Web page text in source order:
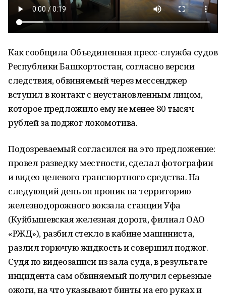
Как сообщила Объединенная пресс-служба судов
Республики Башкортостан, согласно версии
следствия, обвиняемый через мессенджер
вступил в контакт с неустановленным лицом,
которое предложило ему не менее 80 тысяч
рублей за поджог локомотива.
Подозреваемый согласился на это предложение:
провел разведку местности, сделал фотографии
и видео целевого транспортного средства. На
следующий день он проник на территорию
железнодорожного вокзала станции Уфа
(Куйбышевская железная дорога, филиал ОАО
«РЖД»), разбил стекло в кабине машиниста,
разлил горючую жидкость и совершил поджог.
Судя по видеозаписи из зала суда, в результате
инцидента сам обвиняемый получил серьезные
ожоги, на что указывают бинты на его руках и